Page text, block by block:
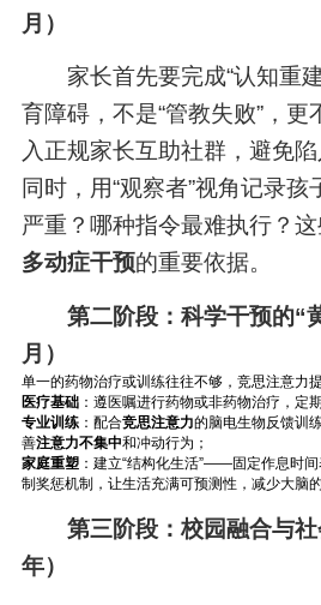
月）
家长首先要完成“认知重
育障碍，不是“管教失败”，更
入正规家长互助社群，避免陷
同时，用“观察者”视角记录
严重？哪种指令最难执行？
多动症干预的重要依据。
第二阶段：科学干预的“
月）
单一的药物治疗或训练往往不够，竞思注意力提
医疗基础：遵医嘱进行药物或非药物治疗，定
专业训练：配合竞思注意力的脑电生物反馈训
善注意力不集中和冲动行为；
家庭重塑：建立“结构化生活”——固定作息时
制奖惩机制，让生活充满可预测性，减少大脑的
第三阶段：校园融合与
年）